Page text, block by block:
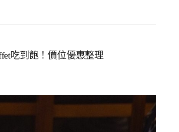
吃到飽！價位優惠整理